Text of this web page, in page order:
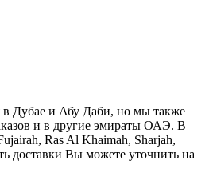
Дубае и Абу Даби, но мы также
и в другие эмираты ОАЭ. В
Ras Al Khaimah, Sharjah,
доставки Вы можете уточнить на